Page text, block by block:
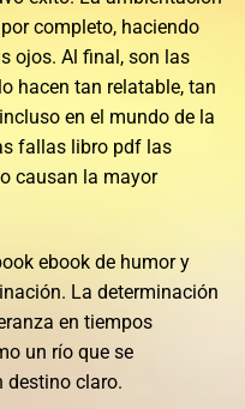
completo, haciendo
ojos. Al final, son las
hacen tan relatable, tan
en el mundo de la
fallas libro pdf las
causan la mayor
ebook de humor y
La determinación
en tiempos
un río que se
destino claro.